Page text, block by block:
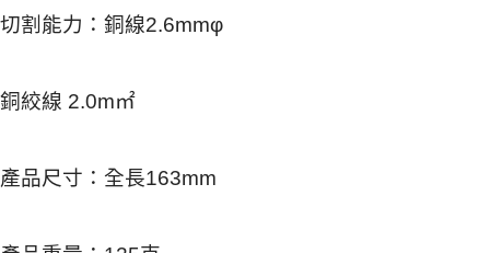
切割能力：銅線2.6mmφ
銅絞線 2.0m㎡
產品尺寸：全長163mm